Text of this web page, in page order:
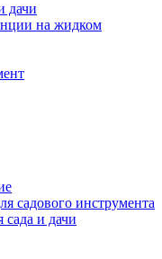
дачи
на жидком
садового инструмента
и дачи